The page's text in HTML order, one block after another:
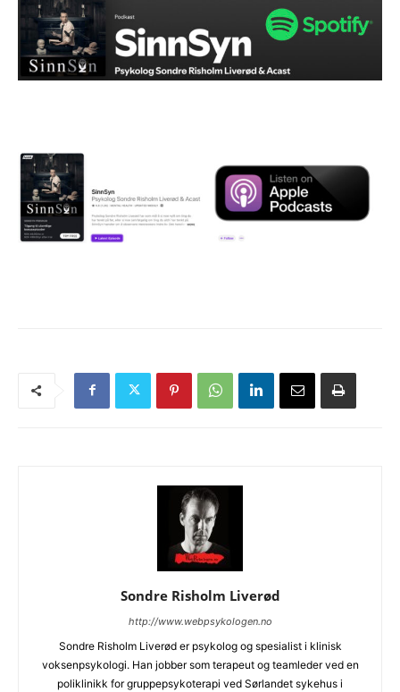
Sondre Risholm Liverød
http://www.webpsykologen.no
Sondre Risholm Liverød er psykolog og spesialist i klinisk
voksenpsykologi. Han jobber som terapeut og teamleder ved en
poliklinikk for gruppepsykoterapi ved Sørlandet sykehus i